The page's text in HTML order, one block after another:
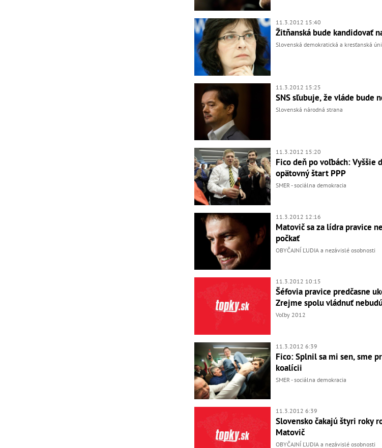
11.3.2012 15:40
Žitňanská bude kandidovať
Slovenská demokratická a kresťanská
11.3.2012 15:25
SNS sľubuje, že vláde bude
Slovenská národná strana
11.3.2012 15:20
Fico deň po voľbách: Vyššie
opätovný štart PPP
SMER - sociálna demokracia
11.3.2012 12:16
Matovič sa za lídra pravice
počkať
OBYČAJNÍ ĽUDIA a nezávislé osobnosti
11.3.2012 10:15
Šéfovia pravice predčasne
Zrejme spolu vládnuť
Voľby 2012
11.3.2012 6:39
Fico: Splnil sa mi sen, sme
koalícii
SMER - sociálna demokracia
11.3.2012 6:39
Slovensko čakajú štyri roky
Matovič
OBYČAJNÍ ĽUDIA a nezávislé osobnosti